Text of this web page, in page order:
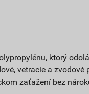
ktorý
vetracie a
zaťažení bez